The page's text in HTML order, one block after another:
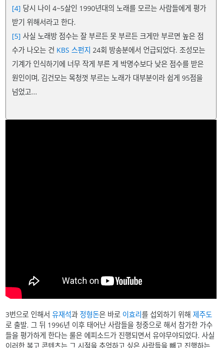
[4] 당시 나이 4~5살인 1990년대의 노래를 모르는 사람들에게 평가
받기 위해서라고 한다.
[5] 사실 노래방 점수는 잘 부르든 못 부르든 크게만 부르면 높은 점
수가 나오는 건 KBS 스펀지 24회 방송분에서 언급되었다. 조성모는
기계가 인식하기에 너무 작게 부른 게 박명수보다 낮은 점수를 받은
원인이며, 김건모는 목청껏 부르는 노래가 대부분이라 쉽게 95점을
넘었고...
3번으로 인해서유재석과 정형돈은 바로 이효리를 섭외하기 위해제주도
로 출발. 그 뒤 1996년 이후 태어난 사람들을 청중으로 해서 참가한 가수
들을 평가하게 한다는 룰은 에피소드가 진행되면서 유야무야되었다. 사실
이러한 복고 콘텐츠는 그 시절을 추억하고 싶은 사람들을 빼고 진행하는